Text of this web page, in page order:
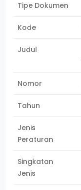
Tipe Dokumen
Kode
Judul
Nomor
Tahun
Jenis
Peraturan
Singkatan
Jenis